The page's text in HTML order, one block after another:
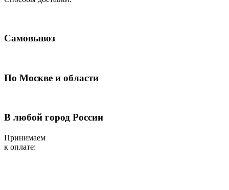
Самовывоз
По Москве и области
В любой город России
Принимаем
к оплате: